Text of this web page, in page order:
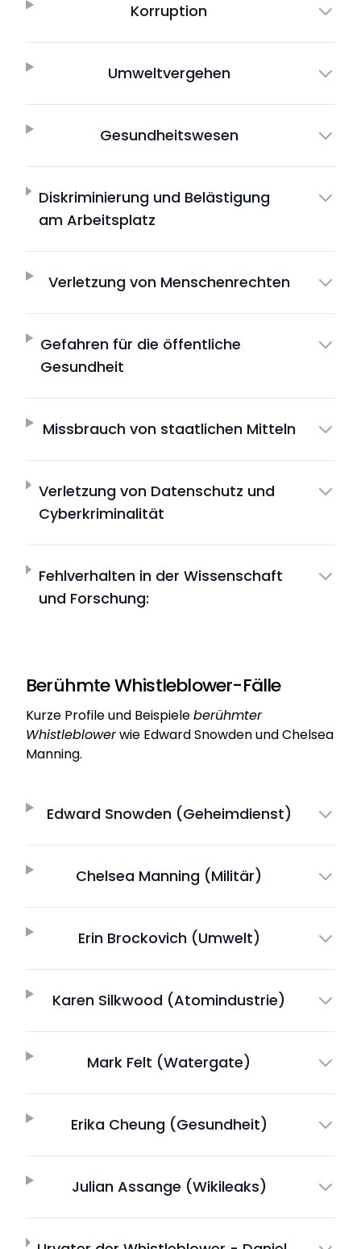
Korruption
Umweltvergehen
Gesundheitswesen
Diskriminierung und Belästigung
am Arbeitsplatz
Verletzung von Menschenrechten
Gefahren für die öffentliche
Gesundheit
Missbrauch von staatlichen Mitteln
Verletzung von Datenschutz und
Cyberkriminalität
Fehlverhalten in der Wissenschaft
und Forschung:
Berühmte Whistleblower-Fälle
Kurze Profile und Beispieleberühmter
Whistleblowerwie Edward Snowden und Chelsea
Manning.
Edward Snowden (Geheimdienst)
Chelsea Manning (Militär)
Erin Brockovich (Umwelt)
Karen Silkwood (Atomindustrie)
Mark Felt (Watergate)
Erika Cheung (Gesundheit)
Julian Assange (Wikileaks)